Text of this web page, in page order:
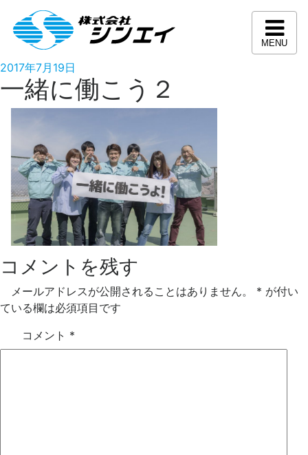
ツ
へ
MENU
投
稿
2017年7月19日
一緒に働こう２
コメントを残す
メールアドレスが公開されることはありません。 * が付い
ている欄は必須項目です
コメント *